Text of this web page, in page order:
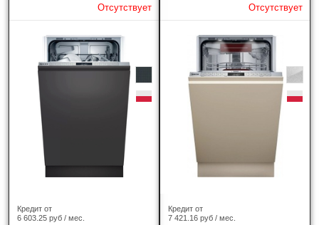
Kuppersbusch(8)
Maunfeld
Miele
Neff
Samsung(3)
Siemens
Отсутствует
Кредит от
6 603.25 руб / мес.
Отсутствует
Кредит от
7 421.16 руб / мес.